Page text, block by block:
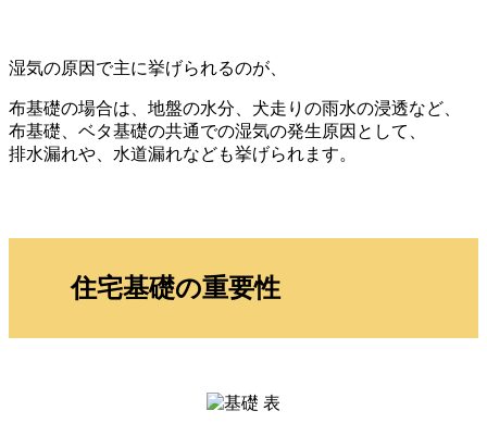
湿気の原因で主に挙げられるのが、
布基礎の場合は、地盤の水分、犬走りの雨水の浸透など、
布基礎、ベタ基礎の共通での湿気の発生原因として、
排水漏れや、水道漏れなども挙げられます。
住宅基礎の重要性